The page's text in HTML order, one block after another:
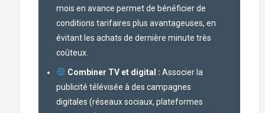
mois en avance permet de bénéficier de
conditions tarifaires plus avantageuses, en
évitant les achats de dernière minute très
coûteux.
Combiner TV et digital : Associer la
publicité télévisée à des campagnes
digitales (réseaux sociaux, plateformes